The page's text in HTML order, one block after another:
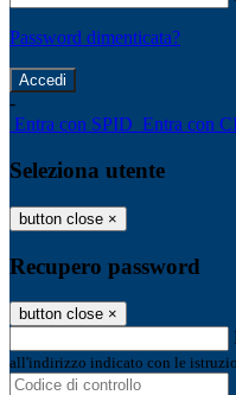
Password dimenticata?
-
Entra con SPID Entra con
Seleziona utente
button close ×
Recupero password
button close ×
all'indirizzo indicato con le